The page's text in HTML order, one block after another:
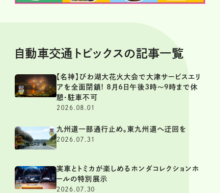
自動車交通トピックスの記事一覧
【名神】びわ湖大花火大会で大津サービスエリ
アを全面閉鎖! 8月6日午後3時～9時まで休
憩・駐車不可
2026.08.01
九州道一部通行止め。東九州道へ迂回を
2026.07.31
実車とトミカが楽しめるホンダコレクションホ
ールの特別展示
2026.07.30